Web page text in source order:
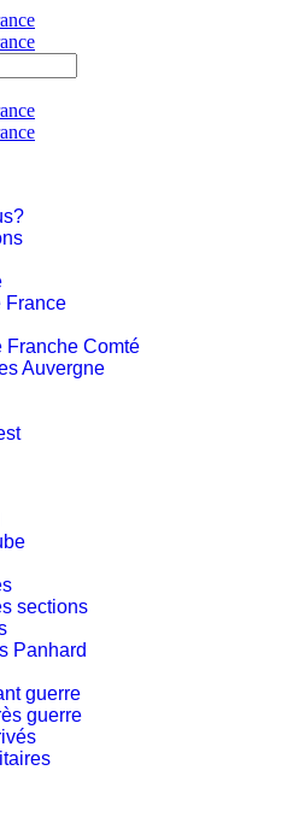
France
Franche Comté
Auvergne
sections
Panhard
guerre
guerre